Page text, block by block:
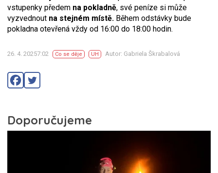
vstupenky předem na pokladně, své peníze si může
vyzvednout na stejném místě. Během odstávky bude
pokladna otevřená vždy od 16:00 do 18:00 hodin.
26. 4. 20257:02 Co se děje UH Autor: Gabriela Škrabalová